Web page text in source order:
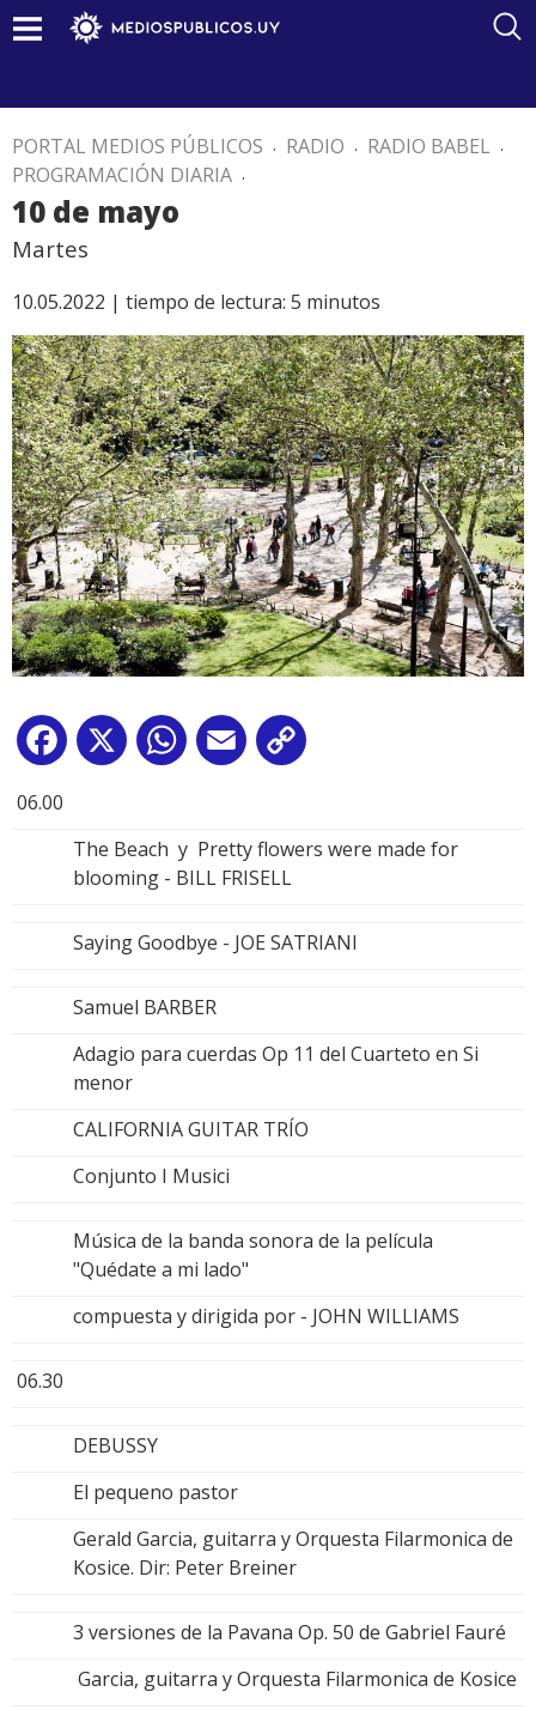
PORTAL MEDIOS PÚBLICOS . RADIO . RADIO BABEL .
PROGRAMACIÓN DIARIA .
10 de mayo
Martes
10.05.2022 | tiempo de lectura: 5 minutos
Facebook
X WhatsApp
Email
06.00
The Beach y Pretty flowers were made for
blooming - BILL FRISELL
Saying Goodbye - JOE SATRIANI
Samuel BARBER
Adagio para cuerdas Op 11 del Cuarteto en Si
menor
CALIFORNIA GUITAR TRÍO
Conjunto I Musici
Música de la banda sonora de la película
"Quédate a mi lado"
compuesta y dirigida por - JOHN WILLIAMS
06.30
DEBUSSY
El pequeno pastor
Gerald Garcia, guitarra y Orquesta Filarmonica de
Kosice. Dir: Peter Breiner
3 versiones de la Pavana Op. 50 de Gabriel Fauré
Garcia, guitarra y Orquesta Filarmonica de Kosice